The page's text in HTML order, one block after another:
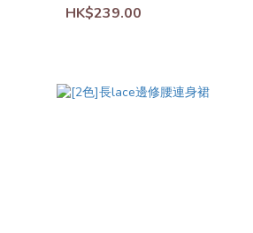
HK$239.00